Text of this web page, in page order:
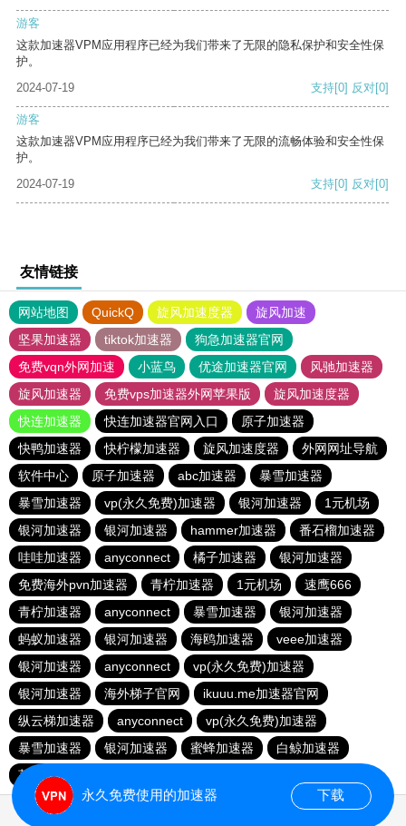
游客
这款加速器VPM应用程序已经为我们带来了无限的隐私保护和安全性保
护。
2024-07-19
支持[0] 反对[0]
游客
这款加速器VPM应用程序已经为我们带来了无限的流畅体验和安全性保
护。
2024-07-19
支持[0] 反对[0]
友情链接
网站地图 QuickQ 旋风加速度器
旋风加速
坚果加速器
tiktok加速器
狗急加速器官网
免费vqn外网加速
小蓝鸟 优途加速器官网
风驰加速器
旋风加速器
免费vps加速器外网苹果版
旋风加速度器
快连加速器
快连加速器官网入口
原子加速器
快鸭加速器
快柠檬加速器 旋风加速度器
外网网址导航
软件中心
原子加速器 abc加速器
暴雪加速器
暴雪加速器
vp(永久免费)加速器 银河加速器
1元机场
银河加速器
银河加速器 hammer加速器
番石榴加速器
哇哇加速器
anyconnect 橘子加速器
银河加速器
免费海外pvn加速器
青柠加速器 1元机场
速鹰666
青柠加速器
anyconnect 暴雪加速器
银河加速器
蚂蚁加速器
银河加速器 海鸥加速器
veee加速器
银河加速器
anyconnect
vp(永久免费)加速器
银河加速器
海外梯子官网
ikuuu.me加速器官网
纵云梯加速器
anyconnect
vp(永久免费)加速器
暴雪加速器
银河加速器 蜜蜂加速器
白鲸加速器
荔枝加速器
永久免费使用的加速器 下载